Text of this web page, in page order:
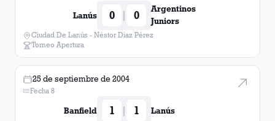
Lanús 0 | 0
Argentinos
Juniors
Ciudad De Lanús - Néstor Diaz Pérez
Torneo Apertura
25 de septiembre de 2004
Fecha 8
Banfield 1 | 1 Lanús